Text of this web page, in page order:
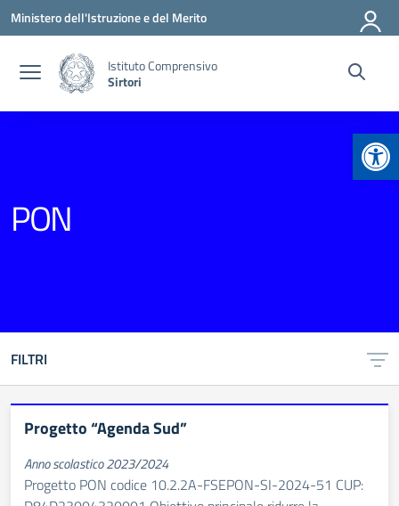
Vai ai contenuti
Vai al menu di navigazione
Vai al footer
Ministero dell'Istruzione e del Merito
Istituto Comprensivo
Sirtori
PON
FILTRI
Progetto “Agenda Sud”
Anno scolastico 2023/2024
Progetto PON codice 10.2.2A-FSEPON-SI-2024-51 CUP: